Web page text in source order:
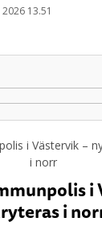
13.51
i
i